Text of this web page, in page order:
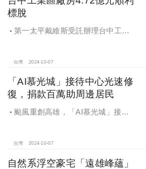
家鄉帶來改變和發展的故事。
標脫
第一太平戴維斯受託辦理台中工業
價率5％。
台灣 2024-10-07
「AI慕光城」接待中心光速修
復，捐款百萬助周邊居民
颱風重創高雄，「AI慕光城」接待
民復原家園
台灣 2024-10-07
自然系浮空豪宅「遠雄峰蘊」